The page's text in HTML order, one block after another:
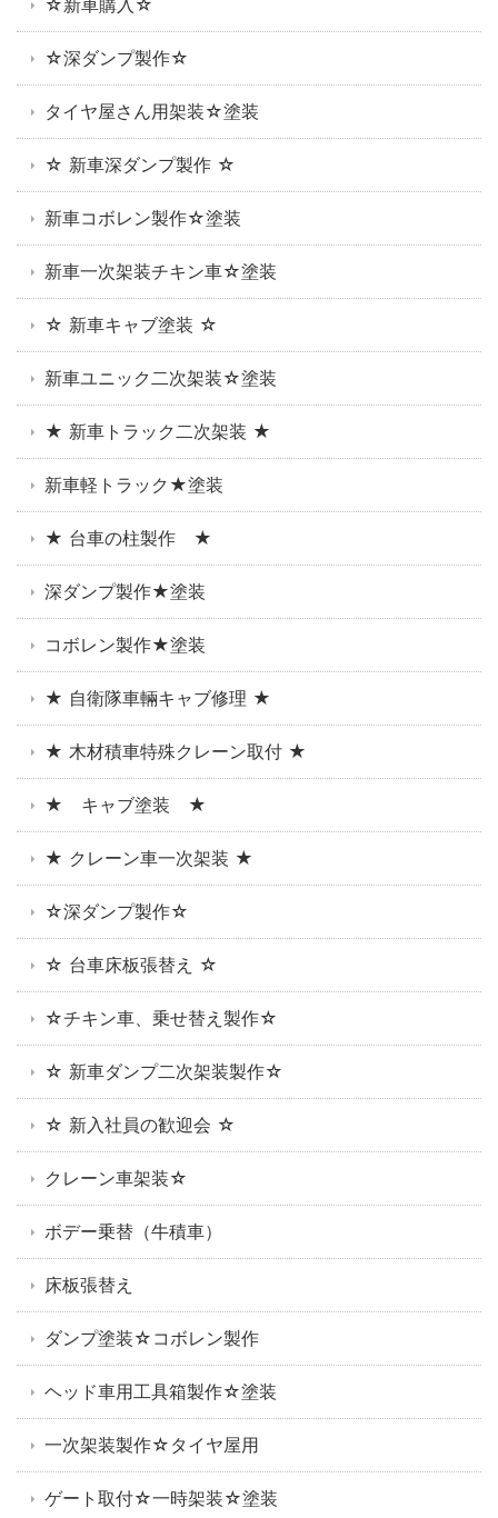
☆深ダンプ製作☆
タイヤ屋さん用架装☆塗装
☆ 新車深ダンプ製作 ☆
新車コボレン製作☆塗装
新車一次架装チキン車☆塗装
☆ 新車キャブ塗装 ☆
新車ユニック二次架装☆塗装
★ 新車トラック二次架装 ★
新車軽トラック★塗装
★ 台車の柱製作 ★
深ダンプ製作★塗装
コボレン製作★塗装
★ 自衛隊車輛キャブ修理 ★
★ 木材積車特殊クレーン取付 ★
★ キャブ塗装 ★
★ クレーン車一次架装 ★
☆深ダンプ製作☆
☆ 台車床板張替え ☆
☆チキン車、乗せ替え製作☆
☆ 新車ダンプ二次架装製作☆
☆ 新入社員の歓迎会 ☆
クレーン車架装☆
ボデー乗替（牛積車）
床板張替え
ダンプ塗装☆コボレン製作
ヘッド車用工具箱製作☆塗装
一次架装製作☆タイヤ屋用
ゲート取付☆一時架装☆塗装